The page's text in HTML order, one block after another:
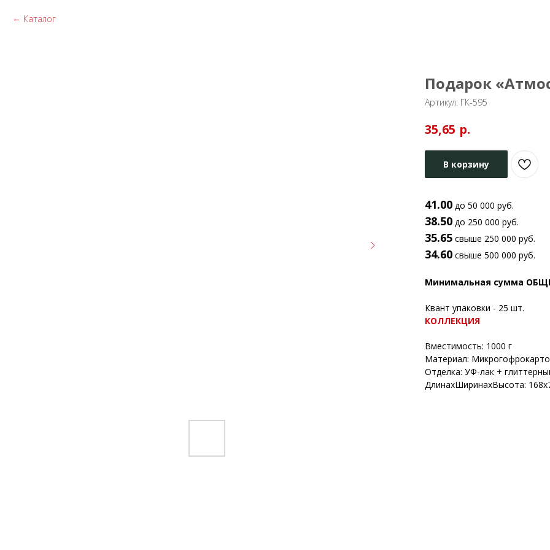
Каталог
Подарок
Артикул: ГК-595
35,65 р.
В корзину
41.00 до 50 000 руб.
38.50 до 250 000 руб.
35.65 свыше 250 000 руб.
34.60 свыше 500 000 руб.
Минимальная сумма
Квант упаковки - 25 шт.
КОЛЛЕКЦИЯ
Вместимость: 1000 г
Материал:
Отделка: УФ-лак +
ДлинахШиринахВысота: